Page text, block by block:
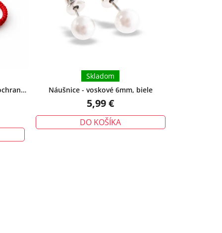
- Náušnice - voskové 6mm, biele
Skladom
5,99 €
DO KOŠÍKA